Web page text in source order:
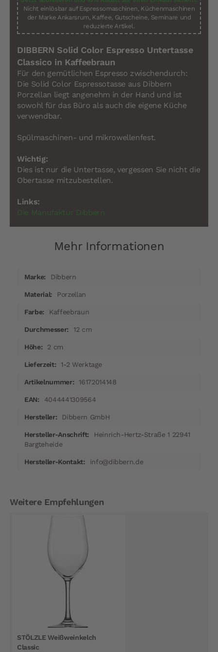
Nicht einlösbar auf Espressomaschinen, Küchenmaschinen
der Marke Ankarsrum, Kaffee, Gutscheine, Seminare und
reduzierte Artikel.
DIBBERN Solid Color Espresso Untertasse
Classico in Kaffeebraun
Für den gemütlichen Espresso zwischendurch:
Die Solid Color Espressotasse aus Dibbern
Porzellan liegt angenehm in der Hand und ist
sowohl für das Büro als auch die eigene Küche
verwendbar.
Spülmaschinen- und mikrowellenfest.
Wichtig:
Dies ist nur die Untertasse, vergessen Sie nicht die
Obertasse mitzubestellen.
Links:
Die Manufaktur Dibbern
Mehr Informationen
InformationenDibbern
Porzellan
Kaffeebraun
12 cm
2 cm
1-2 Werktage
16172014148
4044441309564
Dibbern GmbH
Heinrich-Hertz-Straße 1 22941
Bargteheide
info@dibbern.de
Weitere Empfehlungen
STÖLZLE Weißweinkelch
Classic